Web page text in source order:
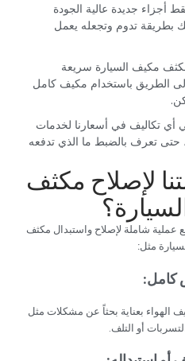
أجزاء جديدة عالية الجودة
بطريقة تدوم وتجعله يعمل
مكثف مكيف السيارة سريعة
الطريق باستخدام مكيف كامل
أي تكاليف في أسعارنا لخدمات
تعرف بالضبط ما الذي تدفعه
لإصلاح مكثف
عملية شاملة لإصلاح واستبدال مكثف
مثل:‏
الهواء بعناية بحثاً عن مشكلات مثل
أو التلف.